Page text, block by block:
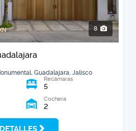
8
Guadalajara, Jalisco
Recámaras
5
Cochera
2
DETALLES